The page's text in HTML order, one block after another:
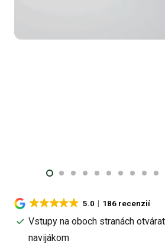
5.0 186 recenzií
Vstupy na oboch stranách
navijákom